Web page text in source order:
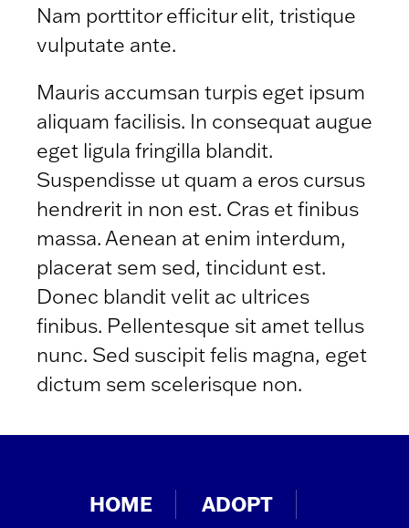
Nam porttitor efficitur elit, tristique
vulputate ante.
Mauris accumsan turpis eget ipsum
aliquam facilisis. In consequat augue
eget ligula fringilla blandit.
Suspendisse ut quam a eros cursus
hendrerit in non est. Cras et finibus
massa. Aenean at enim interdum,
placerat sem sed, tincidunt est.
Donec blandit velit ac ultrices
finibus. Pellentesque sit amet tellus
nunc. Sed suscipit felis magna, eget
dictum sem scelerisque non.
HOME ADOPT